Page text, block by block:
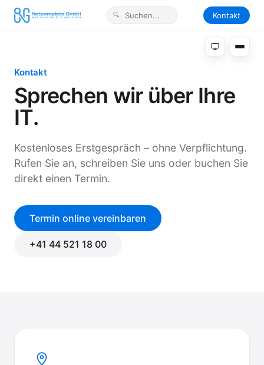
Kontakt
Kontakt
Sprechen wir über Ihre
IT.
Kostenloses Erstgespräch – ohne Verpflichtung.
Rufen Sie an, schreiben Sie uns oder buchen Sie
direkt einen Termin.
Termin online vereinbaren
+41 44 521 18 00